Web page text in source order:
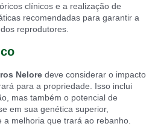
clínicos e a realização de
recomendadas para garantir a
reprodutores.
Nelore deve considerar o impacto
para a propriedade. Isso inclui
mas também o potencial de
em sua genética superior,
a melhoria que trará ao rebanho.